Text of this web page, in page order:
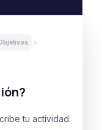
tu actividad.